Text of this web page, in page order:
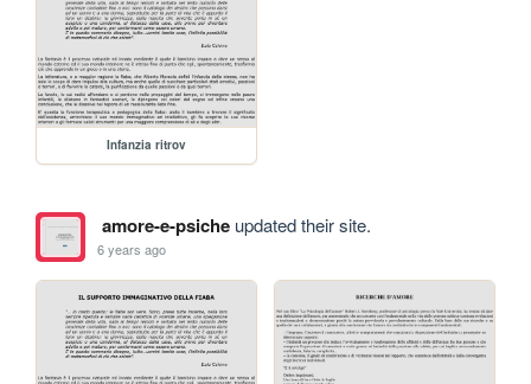
Infanzia ritrov
amore-e-psicheupdated their site.
6 years ago